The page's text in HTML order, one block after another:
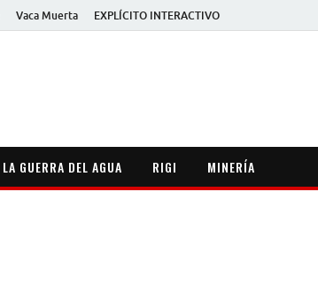
Vaca Muerta EXPLÍCITO INTERACTIVO
LA GUERRA DEL AGUA RIGI MINERÍA